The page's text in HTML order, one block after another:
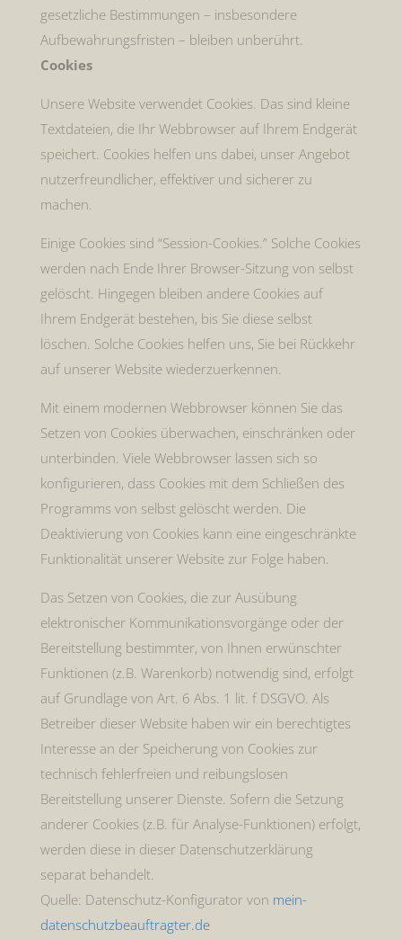
gesetzliche Bestimmungen – insbesondere
Aufbewahrungsfristen – bleiben unberührt.
Cookies
Unsere Website verwendet Cookies. Das sind kleine
Textdateien, die Ihr Webbrowser auf Ihrem Endgerät
speichert. Cookies helfen uns dabei, unser Angebot
nutzerfreundlicher, effektiver und sicherer zu
machen.
Einige Cookies sind “Session-Cookies.” Solche Cookies
werden nach Ende Ihrer Browser-Sitzung von selbst
gelöscht. Hingegen bleiben andere Cookies auf
Ihrem Endgerät bestehen, bis Sie diese selbst
löschen. Solche Cookies helfen uns, Sie bei Rückkehr
auf unserer Website wiederzuerkennen.
Mit einem modernen Webbrowser können Sie das
Setzen von Cookies überwachen, einschränken oder
unterbinden. Viele Webbrowser lassen sich so
konfigurieren, dass Cookies mit dem Schließen des
Programms von selbst gelöscht werden. Die
Deaktivierung von Cookies kann eine eingeschränkte
Funktionalität unserer Website zur Folge haben.
Das Setzen von Cookies, die zur Ausübung
elektronischer Kommunikationsvorgänge oder der
Bereitstellung bestimmter, von Ihnen erwünschter
Funktionen (z.B. Warenkorb) notwendig sind, erfolgt
auf Grundlage von Art. 6 Abs. 1 lit. f DSGVO. Als
Betreiber dieser Website haben wir ein berechtigtes
Interesse an der Speicherung von Cookies zur
technisch fehlerfreien und reibungslosen
Bereitstellung unserer Dienste. Sofern die Setzung
anderer Cookies (z.B. für Analyse-Funktionen) erfolgt,
werden diese in dieser Datenschutzerklärung
separat behandelt.
Quelle: Datenschutz-Konfigurator von mein-
datenschutzbeauftragter.de